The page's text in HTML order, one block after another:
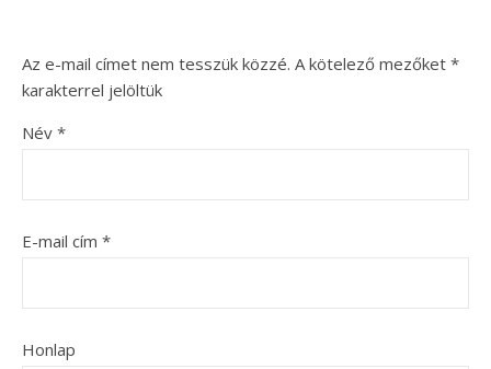
Az e-mail címet nem tesszük közzé. A kötelező mezőket *
karakterrel jelöltük
Név *
E-mail cím *
Honlap